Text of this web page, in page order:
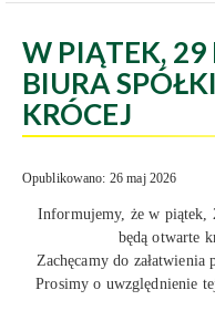
W PIĄTEK, 29
BIURA
KRÓCEJ
Opublikowano: 26 maj 2026
Informujemy, że w piątek,
będą otwarte
Zachęcamy do
Prosimy o uwzględnienie